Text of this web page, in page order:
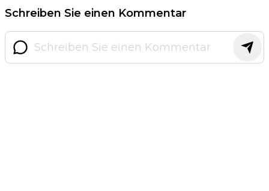
Schreiben Sie einen Kommentar